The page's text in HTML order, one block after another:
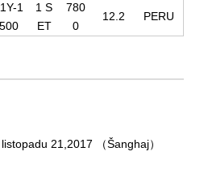
1
1 S
ET
780
0
12.2 PERU
21,2017 （Šanghaj）